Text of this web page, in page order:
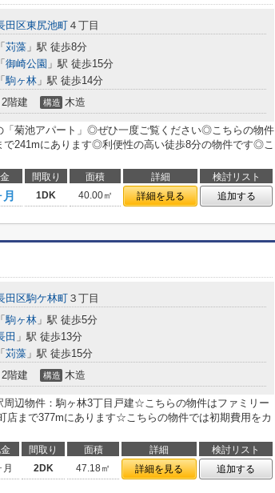
田区東尻池町 ４丁目
「 苅藻 」駅 徒歩8分
「 御崎公園 」駅 徒歩15分
「駒ヶ林 」駅 徒歩14分
2階建 構造 木造
「菊池アパート」◎ぜひ一度ご覧ください◎こちらの物件
で241mにあります◎利便性の高い徒歩8分の物件です◎こ
間取り 面積 詳細
検討リスト
1DK 40.00㎡ 詳細を見る 追加する
田区駒ケ林町 ３丁目
「駒ヶ林 」駅 徒歩5分
田 」駅 徒歩13分
「 苅藻 」駅 徒歩15分
2階建 構造 木造
周辺物件：駒ヶ林3丁目戸建☆こちらの物件はファミリー
店まで377mにあります☆こちらの物件では初期費用をカ
間取り 面積 詳細
検討リスト
月 2DK 47.18㎡ 詳細を見る 追加する